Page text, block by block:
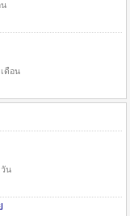
น
ดือน
น